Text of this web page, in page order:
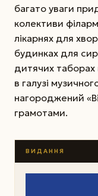
багато уваги
колективи
лікарнях для
будинках для
дитячих таборах
в галузі
нагороджений
грамотами.
ВИДАННЯ